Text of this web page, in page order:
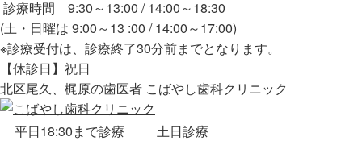
診療時間 9:30～13:00 / 14:00～18:30
(土・日曜は 9:00～13 :00 / 14:00～17:00)
※診療受付は、診療終了30分前までとなります。
【休診日】祝日
北区尾久、梶原の歯医者 こばやし歯科クリニック
平日18:30まで診療
土日診療